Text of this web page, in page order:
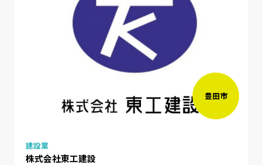
豊田市
建設業
株式会社東工建設